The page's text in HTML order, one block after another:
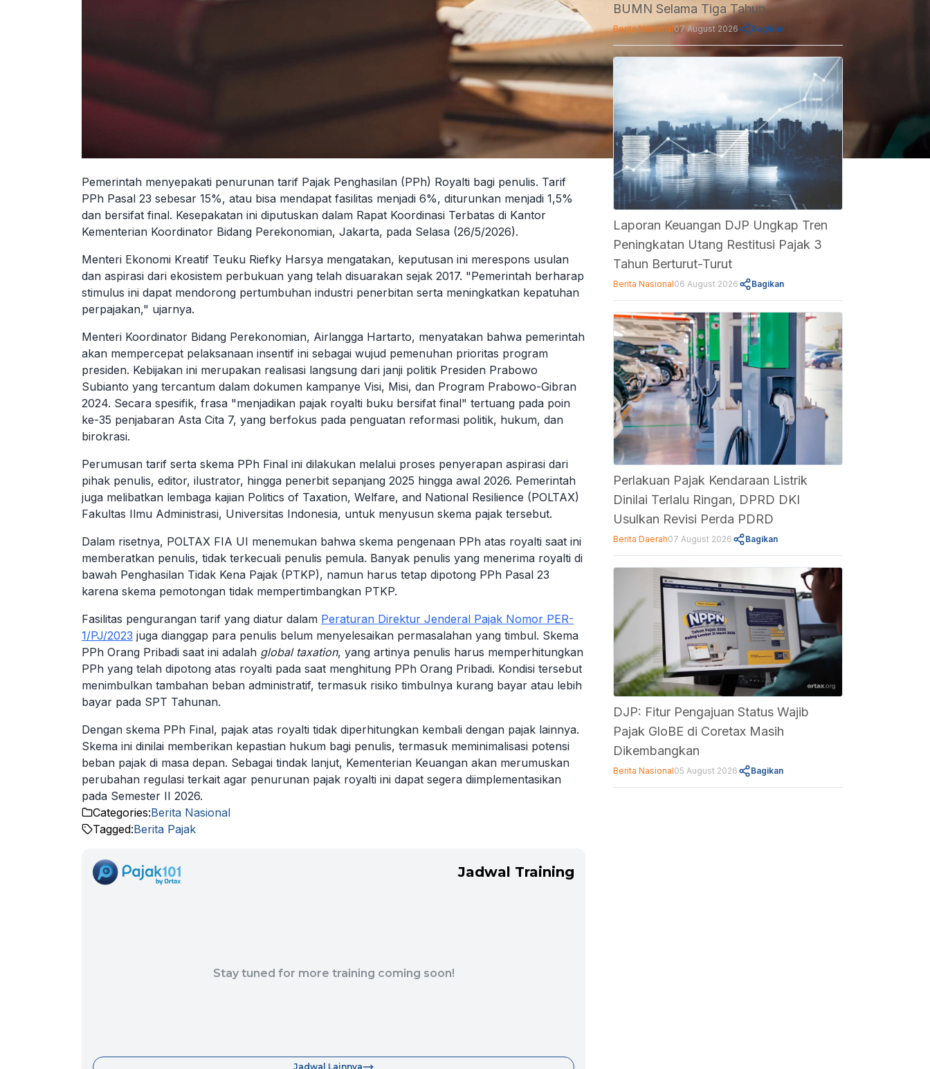
Pemerintah menyepakati penurunan tarif Pajak Penghasilan (PPh) Royalti bagi penulis. Tarif
PPh Pasal 23 sebesar 15%, atau bisa mendapat fasilitas menjadi 6%, diturunkan menjadi 1,5%
dan bersifat final. Kesepakatan ini diputuskan dalam Rapat Koordinasi Terbatas di Kantor
Kementerian Koordinator Bidang Perekonomian, Jakarta, pada Selasa (26/5/2026).
Menteri Ekonomi Kreatif Teuku Riefky Harsya mengatakan, keputusan ini merespons usulan
dan aspirasi dari ekosistem perbukuan yang telah disuarakan sejak 2017. "Pemerintah berharap
stimulus ini dapat mendorong pertumbuhan industri penerbitan serta meningkatkan kepatuhan
perpajakan," ujarnya.
Menteri Koordinator Bidang Perekonomian, Airlangga Hartarto, menyatakan bahwa pemerintah
akan mempercepat pelaksanaan insentif ini sebagai wujud pemenuhan prioritas program
presiden. Kebijakan ini merupakan realisasi langsung dari janji politik Presiden Prabowo
Subianto yang tercantum dalam dokumen kampanye Visi, Misi, dan Program Prabowo-Gibran
2024. Secara spesifik, frasa "menjadikan pajak royalti buku bersifat final" tertuang pada poin
ke-35 penjabaran Asta Cita 7, yang berfokus pada penguatan reformasi politik, hukum, dan
birokrasi.
Perumusan tarif serta skema PPh Final ini dilakukan melalui proses penyerapan aspirasi dari
pihak penulis, editor, ilustrator, hingga penerbit sepanjang 2025 hingga awal 2026. Pemerintah
juga melibatkan lembaga kajian Politics of Taxation, Welfare, and National Resilience (POLTAX)
Fakultas Ilmu Administrasi, Universitas Indonesia, untuk menyusun skema pajak tersebut.
Dalam risetnya, POLTAX FIA UI menemukan bahwa skema pengenaan PPh atas royalti saat ini
memberatkan penulis, tidak terkecuali penulis pemula. Banyak penulis yang menerima royalti di
bawah Penghasilan Tidak Kena Pajak (PTKP), namun harus tetap dipotong PPh Pasal 23
karena skema pemotongan tidak mempertimbangkan PTKP.
Fasilitas pengurangan tarif yang diatur dalam Peraturan Direktur Jenderal Pajak Nomor PER-
1/PJ/2023 juga dianggap para penulis belum menyelesaikan permasalahan yang timbul. Skema
PPh Orang Pribadi saat ini adalah global taxation, yang artinya penulis harus memperhitungkan
PPh yang telah dipotong atas royalti pada saat menghitung PPh Orang Pribadi. Kondisi tersebut
menimbulkan tambahan beban administratif, termasuk risiko timbulnya kurang bayar atau lebih
bayar pada SPT Tahunan.
Dengan skema PPh Final, pajak atas royalti tidak diperhitungkan kembali dengan pajak lainnya.
Skema ini dinilai memberikan kepastian hukum bagi penulis, termasuk meminimalisasi potensi
beban pajak di masa depan. Sebagai tindak lanjut, Kementerian Keuangan akan merumuskan
perubahan regulasi terkait agar penurunan pajak royalti ini dapat segera diimplementasikan
pada Semester II 2026.
Categories:Berita Nasional
Tagged:Berita Pajak
Jadwal Training
Stay tuned for more training coming soon!
Jadwal Lainnya
BUMN Selama Tiga Tahun
Berita Nasional07 August 2026 Bagikan
Laporan Keuangan DJP Ungkap Tren
Peningkatan Utang Restitusi Pajak 3
Tahun Berturut-Turut
Berita Nasional06 August 2026 Bagikan
Perlakuan Pajak Kendaraan Listrik
Dinilai Terlalu Ringan, DPRD DKI
Usulkan Revisi Perda PDRD
Berita Daerah07 August 2026 Bagikan
DJP: Fitur Pengajuan Status Wajib
Pajak GloBE di Coretax Masih
Dikembangkan
Berita Nasional05 August 2026 Bagikan